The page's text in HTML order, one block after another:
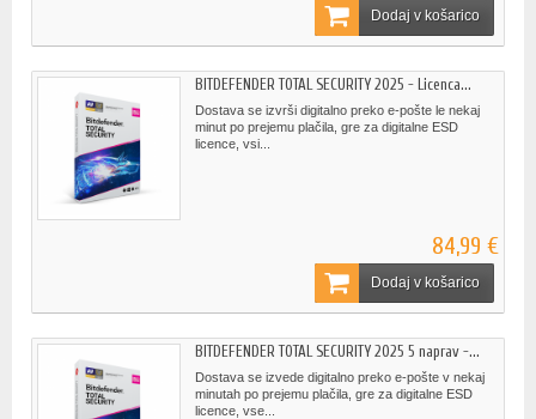
Dodaj v košarico
BITDEFENDER TOTAL SECURITY 2025 - Licenca...
Dostava se izvrši digitalno preko e-pošte le nekaj
minut po prejemu plačila, gre za digitalne ESD
licence, vsi...
84,99 €
Dodaj v košarico
BITDEFENDER TOTAL SECURITY 2025 5 naprav -...
Dostava se izvede digitalno preko e-pošte v nekaj
minutah po prejemu plačila, gre za digitalne ESD
licence, vse...